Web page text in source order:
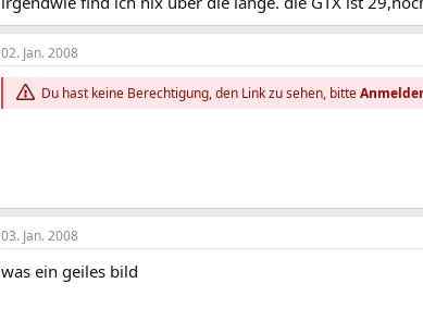
02. Jan. 2008
Du hast keine Berechtigung, den Link zu sehen, bitte
03. Jan. 2008
was ein geiles bild